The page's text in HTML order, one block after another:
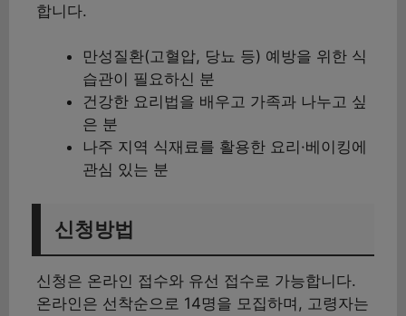
합니다.
만성질환(고혈압, 당뇨 등) 예방을 위한 식
습관이 필요하신 분
건강한 요리법을 배우고 가족과 나누고 싶
은 분
나주 지역 식재료를 활용한 요리·베이킹에
관심 있는 분
신청방법
신청은 온라인 접수와 유선 접수로 가능합니다.
온라인은 선착순으로 14명을 모집하며, 고령자는